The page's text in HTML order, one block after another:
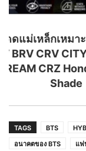
TAGS BTS
อนาคตของ BTS
แฟ